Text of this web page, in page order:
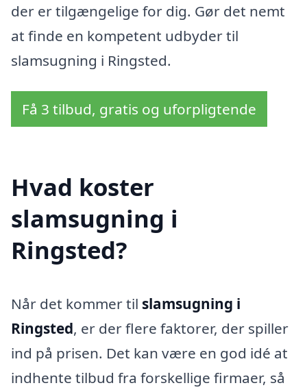
der er tilgængelige for dig. Gør det nemt
at finde en kompetent udbyder til
slamsugning i Ringsted.
Få 3 tilbud, gratis og uforpligtende
Hvad koster
slamsugning i
Ringsted?
Når det kommer til slamsugning i
Ringsted, er der flere faktorer, der spiller
ind på prisen. Det kan være en god idé at
indhente tilbud fra forskellige firmaer, så